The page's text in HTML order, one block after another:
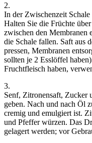
2.
In der Zwischenzeit
Halten Sie die Früchte
zwischen den Membranen
die Schale fallen. Saft aus
pressen, Membranen
sollten je 2 Esslöffel
Fruchtfleisch haben,
3.
Senf, Zitronensaft, Zucker
geben. Nach und nach Öl
cremig und emulgiert ist.
und Pfeffer würzen. Das
gelagert werden; vor